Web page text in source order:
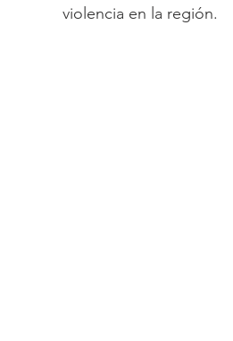
violencia en la región.